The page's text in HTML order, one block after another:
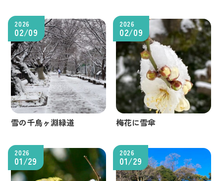
2026
02/09
雪の千鳥ヶ淵緑道
2026
02/09
梅花に雪傘
2026
01/29
2026
01/29